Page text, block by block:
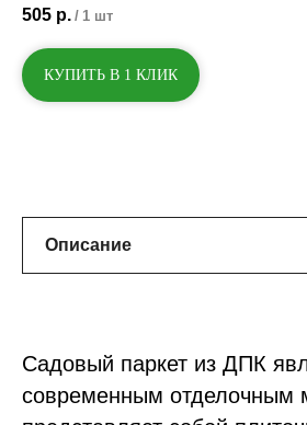
505 р. / 1 шт
КУПИТЬ В 1 КЛИК
Садовый паркет из ДПК
современным отделочным